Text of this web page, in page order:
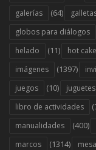
galerías (64)
globos para diálogos
helado (11) hot
imágenes (1397)
juegos (10)
libro de actividades
manualidades (400)
marcos (1314) mesa